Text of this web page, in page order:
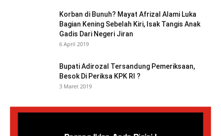
Korban di Bunuh? Mayat Afrizal Alami Luka
Bagian Kening Sebelah Kiri, Isak Tangis Anak
Gadis Dari Negeri Jiran
6 April 2019
Bupati Adirozal Tersandung Pemeriksaan,
Besok Di Periksa KPK RI ?
3 Maret 2019